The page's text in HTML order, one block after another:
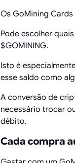
Os GoMining
Pode escolher
$GOMINING.
Isto é
esse saldo como
A conversão de
necessário trocar
débito.
Cada compra